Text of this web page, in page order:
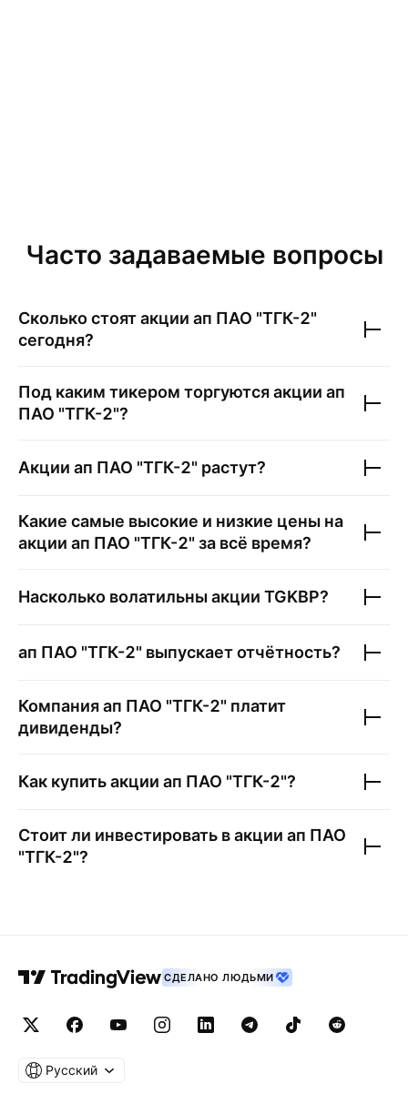
Часто задаваемые вопросы
Сколько стоят акции ап ПАО "ТГК-2"
сегодня?
Под каким тикером торгуются акции ап
ПАО "ТГК-2"?
Акции ап ПАО "ТГК-2" растут?
Какие самые высокие и низкие цены на
акции ап ПАО "ТГК-2" за всё время?
Насколько волатильны акции TGKBP?
ап ПАО "ТГК-2" выпускает отчётность?
Компанияап ПАО "ТГК-2" платит
дивиденды?
Как купить акции ап ПАО "ТГК-2"?
Стоит ли инвестировать в акции ап ПАО
"ТГК-2"?
СДЕЛАНО ЛЮДЬМИ
Русский